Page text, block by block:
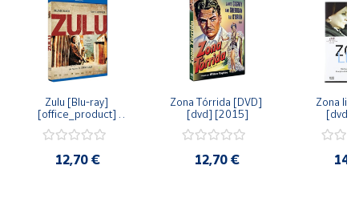
Zulu [Blu-ray]
[office_product]
12,70 €
Zona Tórrida [DVD]
[dvd] [2015]
12,70 €
Zona
[dvd]